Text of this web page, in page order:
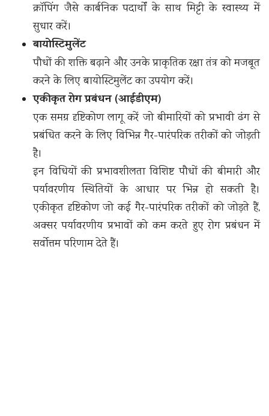
क्रॉपिंग जैसे कार्बनिक पदार्थों के साथ मिट्टी के स्वास्थ्य में
सुधार करें।
बायोस्टिमुलेंट
पौधों की शक्ति बढ़ाने और उनके प्राकृतिक रक्षा तंत्र को मजबूत
करने के लिए बायोस्टिमुलेंट का उपयोग करें।
एकीकृत रोग प्रबंधन (आईडीएम)
एक समग्र दृष्टिकोण लागू करें जो बीमारियों को प्रभावी ढंग से
प्रबंधित करने के लिए विभिन्न गैर-पारंपरिक तरीकों को जोड़ती
है।
इन विधियों की प्रभावशीलता विशिष्ट पौधों की बीमारी और
पर्यावरणीय स्थितियों के आधार पर भिन्न हो सकती है।
एकीकृत दृष्टिकोण जो कई गैर-पारंपरिक तरीकों को जोड़ते हैं,
अक्सर पर्यावरणीय प्रभावों को कम करते हुए रोग प्रबंधन में
सर्वोत्तम परिणाम देते हैं।